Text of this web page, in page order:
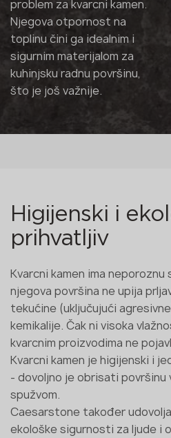
problem za kvarcni kamen.
Njegova otpornost na
toplinu čini ga idealnim i
sigurnim materijalom za
kuhinjsku radnu površinu,
što je još važnije.
Higijenski i
prihvatljiv
Kvarcni kamen ima
njegova površina ne upija
tekućine (uključujući
kemikalije. Čak ni visoka
kvarcnim proizvodima ne
Kvarcni kamen je higijenski i
- dovoljno je obrisati površinu
spužvom.
Caesarstone također
ekološke sigurnosti za ljude i